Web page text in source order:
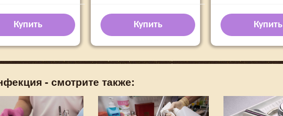
Купить Купить Купить
- смотрите также: